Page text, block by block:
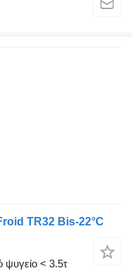
TR32 Bis-22°C
ψυγείο < 3.5τ